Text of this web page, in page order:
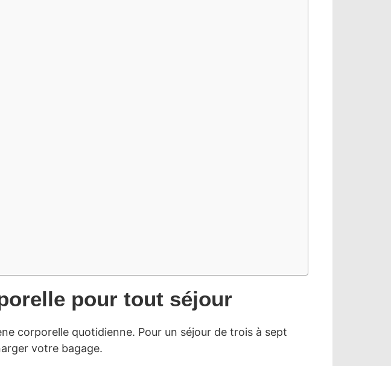
pour tout séjour
corporelle quotidienne. Pour un séjour de trois à sept
votre bagage.